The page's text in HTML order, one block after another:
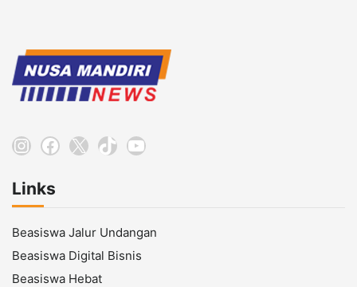
Instagram
Facebook
X TikTokYouTube
Links
Beasiswa Jalur Undangan
Beasiswa Digital Bisnis
Beasiswa Hebat